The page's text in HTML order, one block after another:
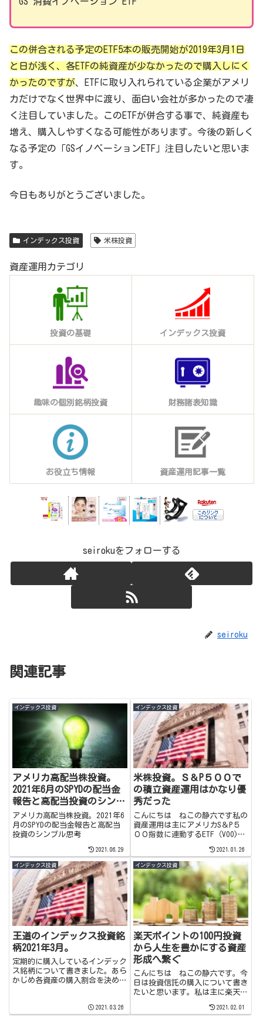
この併合される予定のETF5本の販売開始が2019年3月1日
と日が浅く、各ETFの純資産が少なかったので購入しにく
かったのですが、ETFに取り入れられている企業がアメリ
カだけでなく世界中に渡り、面白い会社が多かったので凄
く注目していました。このETFが併合する事で、純資産も
増え、購入しやすくなる可能性があります。今後の新しく
なる予定の「GSイノベーションETF」注目したいと思いま
す。
今日もありがとうございました。
インデックス投資 米株投資
資産運用カテゴリ
投資の基礎 インデックス投資
趣味の個別銘柄投資 財務諸表知識
お役立ち情報 資産運用記事一覧
seirokuをフォローする
seiroku
関連記事
インデックス投資
アメリカ高配当株投資。
2021年6月のSPYDの配当金
報告と高配当投資のシンプ
ル思考
アメリカ高配当株投資。2021年6
月のSPYDの配当金報告と高配当
投資のシンプル思考
2021.06.29
インデックス投資
米株投資。Ｓ＆P５００で
の積立資産運用はかなり優
秀だった
こんにちは ねこの静六です私の
資産運用は主にアメリカS＆P５
００指数に連動するETF（VOO)
積立投資で行っています。S＆
P500指数 TradingVieqw提供こ
のチャートはS＆P500指数のチャ
ー...
2021.01.26
インデックス投資
王道のインデックス投資銘
柄2021年3月。
定期的に購入しているインデック
ス銘柄について書きました。あら
かじめ各資産の購入割合を決めて
2021.03.26
インデックス投資
楽天ポイントの100円投資
から人生を豊かにする資産
形成へ繋ぐ
こんにちは ねこの静六です。今
日は投資信託の購入について書き
たいと思います。私は主に楽天証
インで投資していますが、楽天ポ
2021.02.01